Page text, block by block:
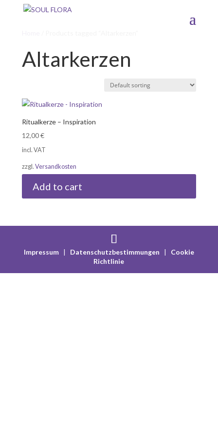
Altarkerzen
Ritualkerze – Inspiration
12,00€
incl. VAT
zzgl. Versandkosten
Add to cart
Impressum| Datenschutzbestimmungen | Cookie
Richtlinie